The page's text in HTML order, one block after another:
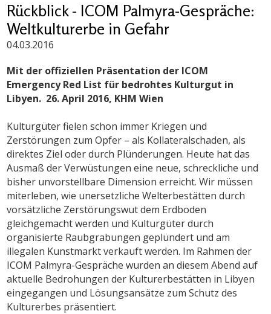
Rückblick - ICOM Palmyra-Gespräche:
Weltkulturerbe in Gefahr
04.03.2016
Mit der offiziellen Präsentation der ICOM
Emergency Red List für bedrohtes Kulturgut in
Libyen. 26. April 2016, KHM Wien
Kulturgüter fielen schon immer Kriegen und
Zerstörungen zum Opfer – als Kollateralschaden, als
direktes Ziel oder durch Plünderungen. Heute hat das
Ausmaß der Verwüstungen eine neue, schreckliche und
bisher unvorstellbare Dimension erreicht. Wir müssen
miterleben, wie unersetzliche Welterbestätten durch
vorsätzliche Zerstörungswut dem Erdboden
gleichgemacht werden und Kulturgüter durch
organisierte Raubgrabungen geplündert und am
illegalen Kunstmarkt verkauft werden. Im Rahmen der
ICOM Palmyra-Gespräche wurden an diesem Abend auf
aktuelle Bedrohungen der Kulturerbestätten in Libyen
eingegangen und Lösungsansätze zum Schutz des
Kulturerbes präsentiert.